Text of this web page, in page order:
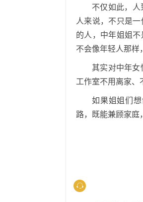
不仅如此，
人来说，不只是
的人，中年姐姐
不会像年轻人那样
其实对中年女
工作室不用离家、
如果姐姐们
路，既能兼顾家庭